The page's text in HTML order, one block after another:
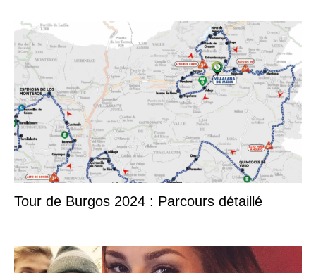
Tour de Burgos 2024 : Parcours détaillé